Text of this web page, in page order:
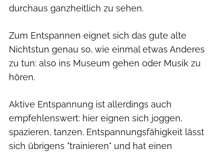
durchaus ganzheitlich zu sehen.
Zum Entspannen eignet sich das gute alte
Nichtstun genau so, wie einmal etwas Anderes
zu tun: also ins Museum gehen oder Musik zu
hören.
Aktive Entspannung ist allerdings auch
empfehlenswert: hier eignen sich joggen,
spazieren, tanzen. Entspannungsfähigkeit lässt
sich übrigens "trainieren" und hat einen